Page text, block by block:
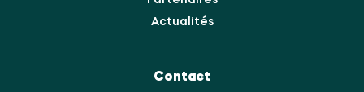
Actualités
Contact